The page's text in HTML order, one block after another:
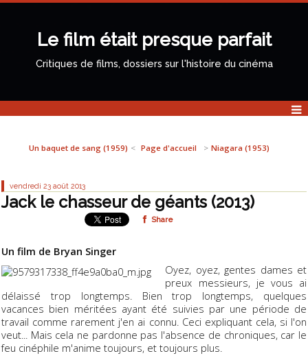
Le film était presque parfait
Critiques de films, dossiers sur l'histoire du cinéma
Un baquet de sang (1959) Page d'accueil Niagara (1953)
vendredi 23 août 2013
Jack le chasseur de géants (2013)
Share
Un film de Bryan Singer
Oyez, oyez, gentes dames et
preux messieurs, je vous ai
délaissé trop longtemps. Bien trop longtemps, quelques
vacances bien méritées ayant été suivies par une période de
travail comme rarement j'en ai connu. Ceci expliquant cela, si l'on
veut... Mais cela ne pardonne pas l'absence de chroniques, car le
feu cinéphile m'anime toujours, et toujours plus.